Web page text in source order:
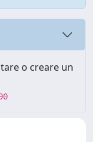
o creare un